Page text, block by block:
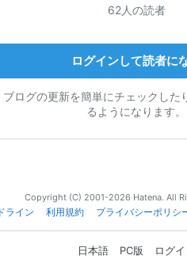
62人の読者
ログインして読者に
ログの更新を簡単にチェックした
るようになります。
Copyright (C) 2001-2026 Hatena. All
ライン 利用規約 プライバシーポリシ
日本語 PC版 ログ